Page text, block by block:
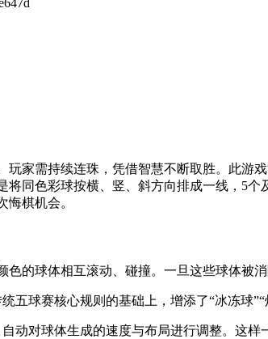
玩家需持续连珠，凭借智慧不断取胜。此游
将同色彩球按横、竖、斜方向排成一线，5
悔棋机会。
色的球体相互滚动、碰撞。一旦这些球体被
五球赛核心规则的基础上，增添了“冰冻球
动对球体生成的速度与布局进行调整。这